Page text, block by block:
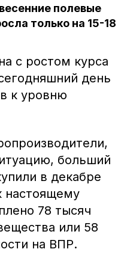
полевые
только на 15-18
с ростом курса
день
к уровню
больший
в декабре
настоящему
78 тысяч
или 58
на ВПР.